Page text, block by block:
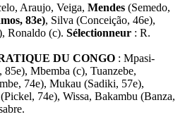
Araujo, Veiga, Mendes (Semedo,
83e), Silva (Conceição, 46e),
Ronaldo (c). Sélectionneur : R.
DU CONGO : Mpasi-
Mbemba (c), Tuanzebe,
74e), Mukau (Sadiki, 57e),
74e), Wissa, Bakambu (Banza,